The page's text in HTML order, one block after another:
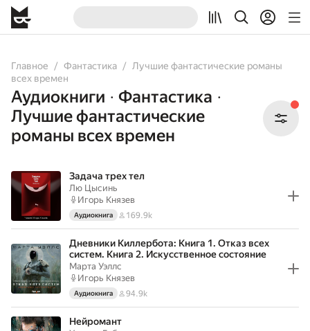
Главное Фантастика
Лучшие фантастические романы
всех времен
AllBooks Audiobooks
Аудиокниги • Фантастика •
Лучшие фантастические
романы всех времен
Задача трех тел
Лю Цысинь
Игорь Князев
Аудиокнига 169.9k
Дневники Киллербота: Книга 1. Отказ всех
систем. Книга 2. Искусственное состояние
Марта Уэллс
Игорь Князев
Аудиокнига 94.9k
Нейромант